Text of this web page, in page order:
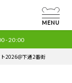
MENU
- 20:00
2026＠下通2番街